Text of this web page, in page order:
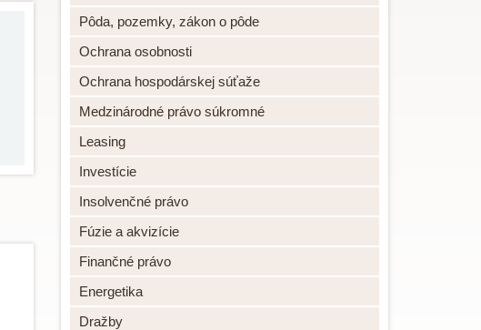
Pôda, pozemky, zákon o pôde
Ochrana osobnosti
Ochrana hospodárskej súťaže
Medzinárodné právo súkromné
Leasing
Investície
Insolvenčné právo
Fúzie a akvizície
Finančné právo
Energetika
Dražby